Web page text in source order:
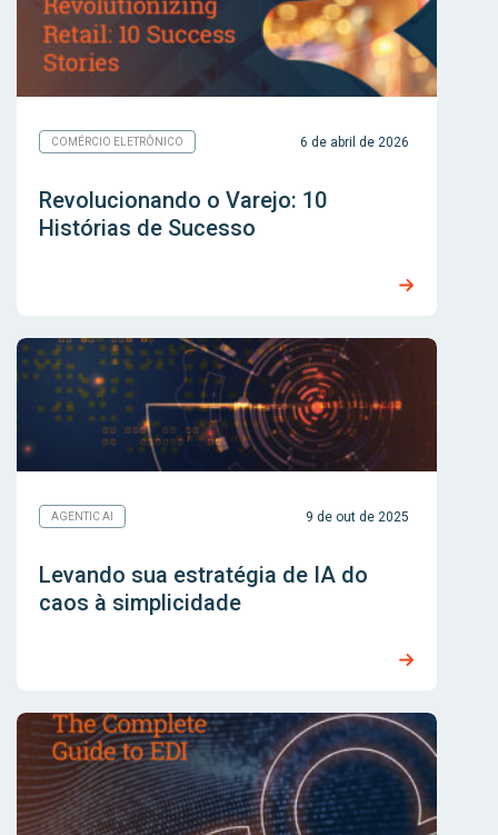
COMÉRCIO ELETRÔNICO 6 de abril de 2026
Revolucionando o Varejo: 10
Histórias de Sucesso
AGENTIC AI 9 de out de 2025
Levando sua estratégia de IA do
caos à simplicidade